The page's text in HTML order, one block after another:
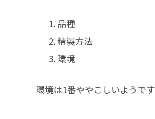
品種
精製方法
環境
環境は1番ややこしいようです